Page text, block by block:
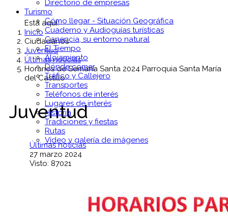
Directorio de empresas
Turismo
Cómo llegar - Situación Geográfica
Cuaderno y Audioguías turísticas
Canencia, su entorno natural
El Tiempo
Alojamiento
Dónde comer
Tráfico y Callejero
Transportes
Teléfonos de interés
Lugares de interés
Historia
Tradiciones y fiestas
Rutas
Vídeo y galería de imágenes
Está aquí:
Inicio
Ciudadanos
Juventud
Últimas noticias
Horarios de Semana Santa 2024 Parroquia Santa María
del Castillo
Juventud
Últimas noticias
27 marzo 2024
Visto: 87021